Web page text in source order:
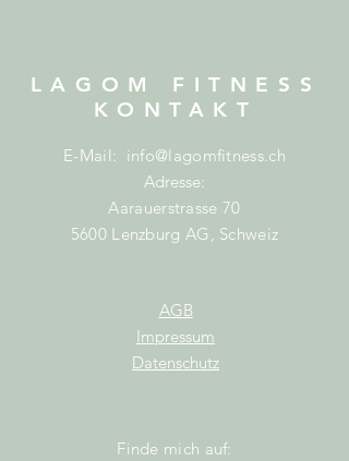
LAGOM FITNESS
KONTAKT
E-Mail: info@lagomfitness.ch
Adresse:
Aarauerstrasse 70
5600 Lenzburg AG, Schweiz
AGB
Impressum
Datenschutz
Finde mich auf: